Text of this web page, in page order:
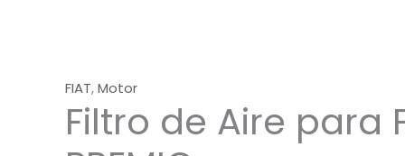
FIAT,Motor
Filtro de Aire para